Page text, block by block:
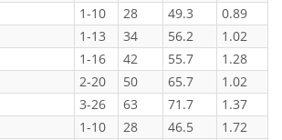
1-10 28 49.3
0.89
1-13 34 56.2
1.02
1-16 42 55.7
1.28
2-20 50 65.7
1.02
3-26 63 71.7
1.37
1-10 28 46.5
1.72